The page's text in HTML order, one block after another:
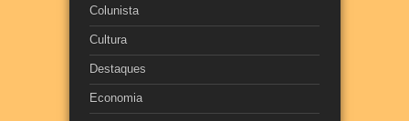
Colunista
Cultura
Destaques
Economia